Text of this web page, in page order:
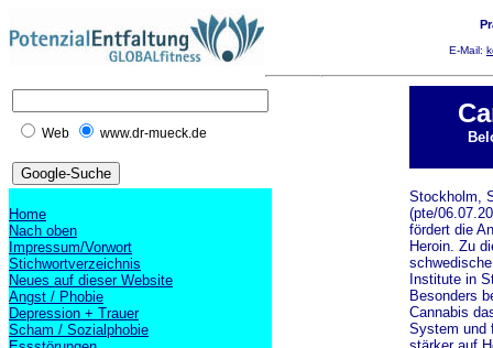
E-Mail:
Web www.dr-mueck.de
Home
Nach oben
Impressum/Vorwort
Stichwortverzeichnis
Neues auf dieser Website
Angst / Phobie
Depression + Trauer
Scham / Sozialphobie
Stockholm,
(pte/
fördert die
Heroin. Zu
Institute in
Besonders
Cannabis
System und